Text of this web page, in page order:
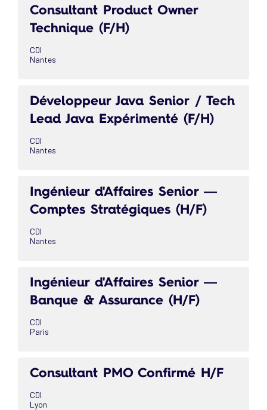
Consultant Product Owner
Technique (F/H)
CDI
Nantes
Développeur Java Senior / Tech
Lead Java Expérimenté (F/H)
CDI
Nantes
Ingénieur d'Affaires Senior —
Comptes Stratégiques (H/F)
CDI
Nantes
Ingénieur d'Affaires Senior —
Banque & Assurance (H/F)
CDI
Paris
Consultant PMO Confirmé H/F
CDI
Lyon